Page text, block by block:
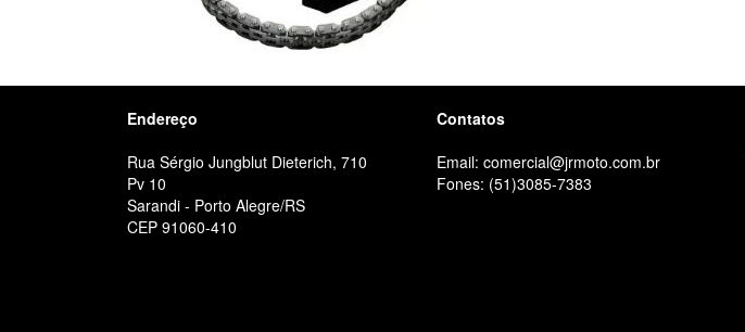
Endereço
Rua Sérgio Jungblut Dieterich, 710
Pv 10
Sarandi - Porto Alegre/RS
CEP 91060-410
Contatos
Email: comercial@jrmoto.com.br
Fones: (51)3085-7383